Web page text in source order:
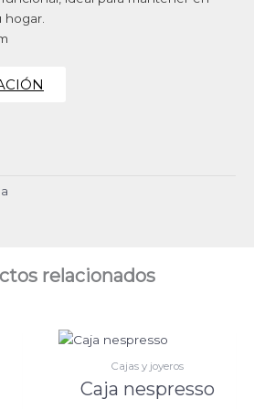
relacionados
Cajas y joyeros
Caja nespresso